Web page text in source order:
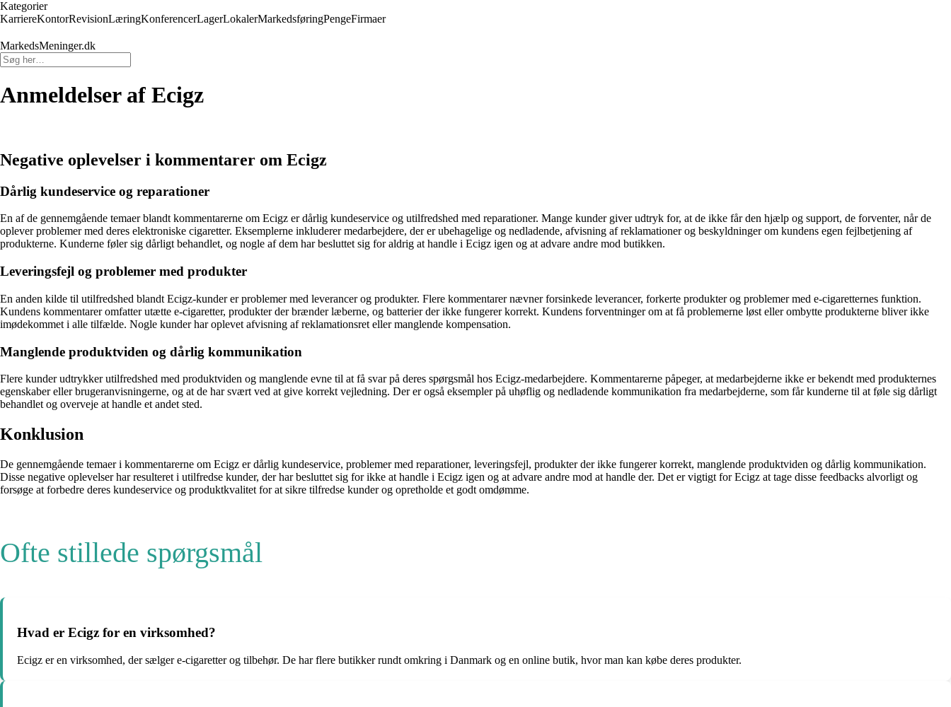
Kategorier
KarriereKontorRevisionLæringKonferencerLagerLokalerMarkedsføringPengeFirmaer
MarkedsMeninger.dk
Anmeldelser af Ecigz
Negative oplevelser i kommentarer om Ecigz
Dårlig kundeservice og reparationer
En af de gennemgående temaer blandt kommentarerne om Ecigz er dårlig kundeservice og utilfredshed med reparationer. Mange kunder giver udtryk for, at de ikke får den hjælp og support, de forventer, når de
oplever problemer med deres elektroniske cigaretter. Eksemplerne inkluderer medarbejdere, der er ubehagelige og nedladende, afvisning af reklamationer og beskyldninger om kundens egen fejlbetjening af
produkterne. Kunderne føler sig dårligt behandlet, og nogle af dem har besluttet sig for aldrig at handle i Ecigz igen og at advare andre mod butikken.
Leveringsfejl og problemer med produkter
En anden kilde til utilfredshed blandt Ecigz-kunder er problemer med leverancer og produkter. Flere kommentarer nævner forsinkede leverancer, forkerte produkter og problemer med e-cigaretternes funktion.
Kundens kommentarer omfatter utætte e-cigaretter, produkter der brænder læberne, og batterier der ikke fungerer korrekt. Kundens forventninger om at få problemerne løst eller ombytte produkterne bliver ikke
imødekommet i alle tilfælde. Nogle kunder har oplevet afvisning af reklamationsret eller manglende kompensation.
Manglende produktviden og dårlig kommunikation
Flere kunder udtrykker utilfredshed med produktviden og manglende evne til at få svar på deres spørgsmål hos Ecigz-medarbejdere. Kommentarerne påpeger, at medarbejderne ikke er bekendt med produkternes
egenskaber eller brugeranvisningerne, og at de har svært ved at give korrekt vejledning. Der er også eksempler på uhøflig og nedladende kommunikation fra medarbejderne, som får kunderne til at føle sig dårligt
behandlet og overveje at handle et andet sted.
Konklusion
De gennemgående temaer i kommentarerne om Ecigz er dårlig kundeservice, problemer med reparationer, leveringsfejl, produkter der ikke fungerer korrekt, manglende produktviden og dårlig kommunikation.
Disse negative oplevelser har resulteret i utilfredse kunder, der har besluttet sig for ikke at handle i Ecigz igen og at advare andre mod at handle der. Det er vigtigt for Ecigz at tage disse feedbacks alvorligt og
forsøge at forbedre deres kundeservice og produktkvalitet for at sikre tilfredse kunder og opretholde et godt omdømme.
Ofte stillede spørgsmål
Hvad er Ecigz for en virksomhed?
Ecigz er en virksomhed, der sælger e-cigaretter og tilbehør. De har flere butikker rundt omkring i Danmark og en online butik, hvor man kan købe deres produkter.